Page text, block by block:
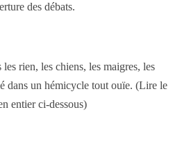
des débats.
rien, les chiens, les maigres, les
dans un hémicycle tout ouïe. (Lire le
entier ci-dessous)